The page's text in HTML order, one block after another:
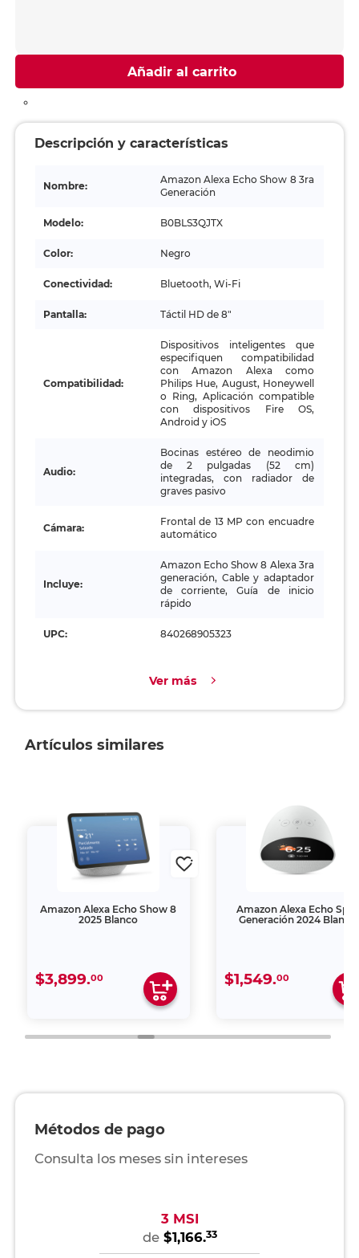
Añadir al carrito
Descripción y características
Nombre:
Amazon Alexa Echo Show 8 3ra
Generación
Modelo: B0BLS3QJTX
Color: Negro
Conectividad: Bluetooth, Wi-Fi
Pantalla: Táctil HD de 8"
Compatibilidad:
Dispositivos inteligentes que
especifiquen compatibilidad
con Amazon Alexa como
Philips Hue, August, Honeywell
o Ring, Aplicación compatible
con dispositivos Fire OS,
Android y iOS
Audio:
Bocinas estéreo de neodimio
de 2 pulgadas (52 cm)
integradas, con radiador de
graves pasivo
Cámara:
Frontal de 13 MP con encuadre
automático
Incluye:
Amazon Echo Show 8 Alexa 3ra
generación, Cable y adaptador
de corriente, Guía de inicio
rápido
UPC: 840268905323
Ver más
Artículos similares
Amazon Alexa Echo Show 8
2025 Blanco
$3,899.00
Amazon Alexa Echo Spot
Generación 2024 Blanco
$1,549.00
Métodos de pago
Consulta los meses sin intereses
3 MSI
de $1,166.33